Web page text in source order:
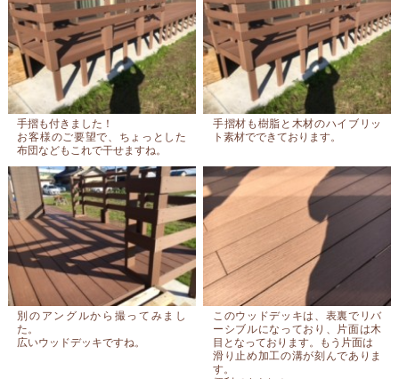
手摺も付きました！
お客様のご要望で、ちょっとした
布団などもこれで干せますね。
手摺材も樹脂と木材のハイブリッ
ト素材でできております。
別のアングルから撮ってみまし
た。
広いウッドデッキですね。
このウッドデッキは、表裏でリバ
ーシブルになっており、片面は木
目となっております。もう片面は
滑り止め加工の溝が刻んでありま
す。